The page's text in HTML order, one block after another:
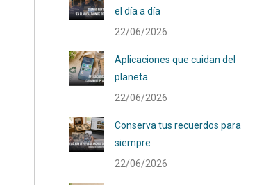
el día a día
22/06/2026
Aplicaciones que cuidan del
planeta
22/06/2026
Conserva tus recuerdos para
siempre
22/06/2026